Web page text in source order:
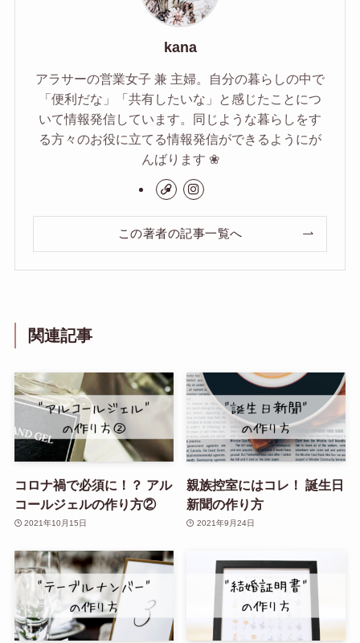
kana
アラサーの営業女子 兼 主婦。自分の暮らしの中で
「便利だな」「共有したいな」と感じたことにつ
いて情報発信しています。同じような暮らしをす
る方々のお役に立てる情報発信ができるようにが
んばります ❀
この著者の記事一覧へ
関連記事
コロナ禍で必須に！？ アル
コールジェルの作り方②
2021年10月15日
親族控室にはコレ！ 誕生日
新聞の作り方
2021年9月24日